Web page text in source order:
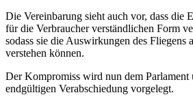
Die Vereinbarung sieht auch vor, dass die
für die Verbraucher verständlichen Form
sodass sie die Auswirkungen des Fliegens
verstehen können.
Der Kompromiss wird nun dem Parlament
endgültigen Verabschiedung vorgelegt.